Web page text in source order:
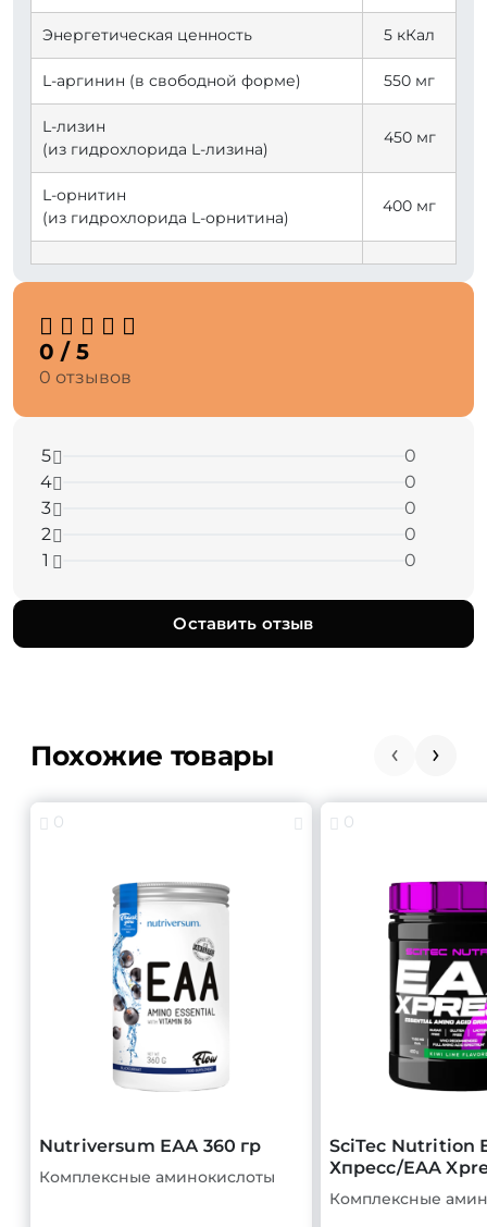
Энергетическая ценность 5 кКал
L-аргинин (в свободной форме) 550 мг
L-лизин
(из гидрохлорида L-лизина)
450 мг
L-орнитин
(из гидрохлорида L-орнитина)
400 мг
0 / 5
0 отзывов
5
0
4
0
3
0
2
0
1
0
Оставить отзыв
Похожие товары
0
Nutriversum ЕАА 360 гр
Комплексные аминокислоты
0
SciTec Nutrition
Хпресс/EAA
Комплексные